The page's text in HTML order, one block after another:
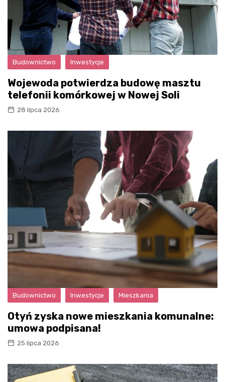
Budownictwo Inwestycje
Wojewoda potwierdza budowę masztu
telefonii komórkowej w Nowej Soli
28 lipca 2026
Budownictwo Inwestycje Mieszkania
Otyń zyska nowe mieszkania komunalne:
umowa podpisana!
25 lipca 2026